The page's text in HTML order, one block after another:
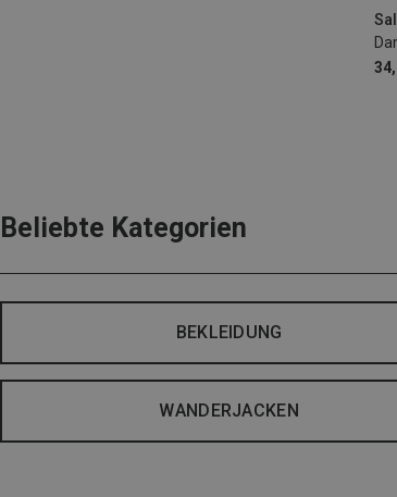
Beliebte Kategorien
BEKLEIDUNG
WANDERJACKEN